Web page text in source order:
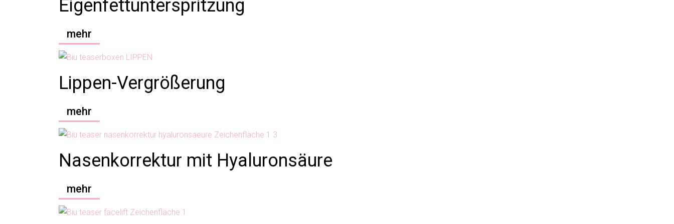
Eigenfettunterspritzung
mehr
Lippen-Vergrößerung
mehr
Nasenkorrektur mit Hyaluronsäure
mehr